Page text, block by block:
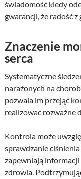
świadomość kiedy
gwarancji, że radość
Znaczenie
serca
Systematyczne
narażonych na
pozwala im przejąć
realizować rozważne
Kontrola może
sprawdzanie
zapewniają informacji
zdrowia.